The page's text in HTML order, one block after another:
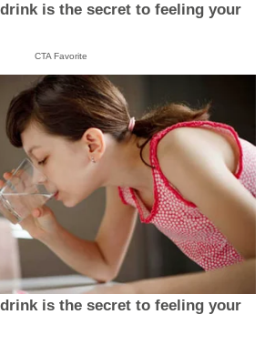
is the secret to feeling your
CTA Favorite
is the secret to feeling your